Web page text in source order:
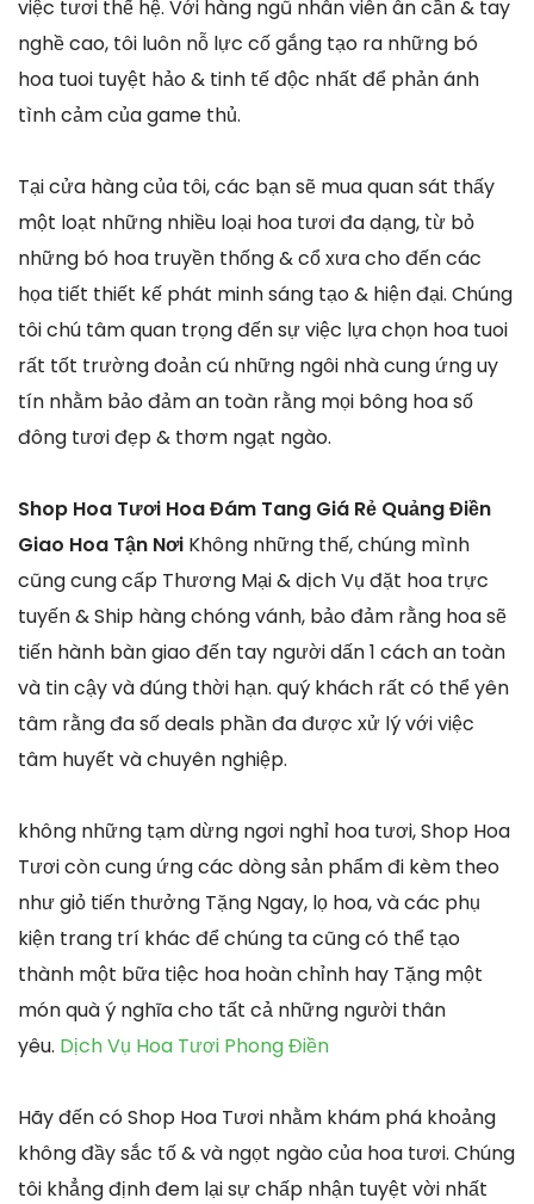
việc tươi thế hệ. Với hàng ngũ nhân viên ân cần & tay
nghề cao, tôi luôn nỗ lực cố gắng tạo ra những bó
hoa tuoi tuyệt hảo & tinh tế độc nhất để phản ánh
tình cảm của game thủ.
Tại cửa hàng của tôi, các bạn sẽ mua quan sát thấy
một loạt những nhiều loại hoa tươi đa dạng, từ bỏ
những bó hoa truyền thống & cổ xưa cho đến các
họa tiết thiết kế phát minh sáng tạo & hiện đại. Chúng
tôi chú tâm quan trọng đến sự việc lựa chọn hoa tuoi
rất tốt trường đoản cú những ngôi nhà cung ứng uy
tín nhằm bảo đảm an toàn rằng mọi bông hoa số
đông tươi đẹp & thơm ngạt ngào.
Shop Hoa Tươi Hoa Đám Tang Giá Rẻ Quảng Điền
Giao Hoa Tận Nơi Không những thế, chúng mình
cũng cung cấp Thương Mại & dịch Vụ đặt hoa trực
tuyến & Ship hàng chóng vánh, bảo đảm rằng hoa sẽ
tiến hành bàn giao đến tay người dấn 1 cách an toàn
và tin cậy và đúng thời hạn. quý khách rất có thể yên
tâm rằng đa số deals phần đa được xử lý với việc
tâm huyết và chuyên nghiệp.
không những tạm dừng ngơi nghỉ hoa tươi, Shop Hoa
Tươi còn cung ứng các dòng sản phẩm đi kèm theo
như giỏ tiến thưởng Tặng Ngay, lọ hoa, và các phụ
kiện trang trí khác để chúng ta cũng có thể tạo
thành một bữa tiệc hoa hoàn chỉnh hay Tặng một
món quà ý nghĩa cho tất cả những người thân
yêu. Dịch Vụ Hoa Tươi Phong Điền
Hãy đến có Shop Hoa Tươi nhằm khám phá khoảng
không đầy sắc tố & và ngọt ngào của hoa tươi. Chúng
tôi khẳng định đem lại sự chấp nhận tuyệt vời nhất